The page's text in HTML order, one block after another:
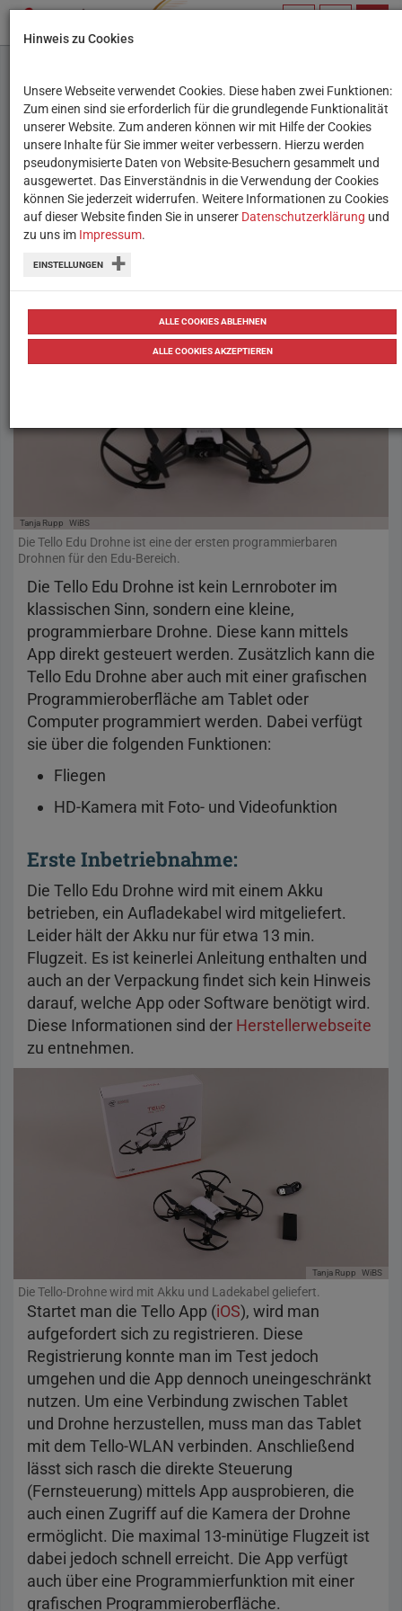
Tello Edu Drohne
Die programmierbare Drohne mit
Kamera und kurzer Akkulaufzeit.
Sekundarstufe 1, Sekundarstufe 2
Kurzbeschreibung:
Tanja Rupp WiBS
Die Tello Edu Drohne ist eine der ersten programmierbaren
Drohnen für den Edu-Bereich.
Die Tello Edu Drohne ist kein Lernroboter im
klassischen Sinn, sondern eine kleine,
programmierbare Drohne. Diese kann mittels
App direkt gesteuert werden. Zusätzlich kann die
Tello Edu Drohne aber auch mit einer grafischen
Programmieroberfläche am Tablet oder
Computer programmiert werden. Dabei verfügt
sie über die folgenden Funktionen:
Fliegen
HD-Kamera mit Foto- und Videofunktion
Erste Inbetriebnahme:
Die Tello Edu Drohne wird mit einem Akku
betrieben, ein Aufladekabel wird mitgeliefert.
Leider hält der Akku nur für etwa 13 min.
Flugzeit. Es ist keinerlei Anleitung enthalten und
auch an der Verpackung findet sich kein Hinweis
darauf, welche App oder Software benötigt wird.
Diese Informationen sind der Herstellerwebseite
zu entnehmen.
Tanja Rupp WiBS
Die Tello-Drohne wird mit Akku und Ladekabel geliefert.
Startet man die Tello App (iOS), wird man
aufgefordert sich zu registrieren. Diese
Registrierung konnte man im Test jedoch
umgehen und die App dennoch uneingeschränkt
nutzen. Um eine Verbindung zwischen Tablet
und Drohne herzustellen, muss man das Tablet
mit dem Tello-WLAN verbinden. Anschließend
lässt sich rasch die direkte Steuerung
(Fernsteuerung) mittels App ausprobieren, die
auch einen Zugriff auf die Kamera der Drohne
ermöglicht. Die maximal 13-minütige Flugzeit ist
dabei jedoch schnell erreicht. Die App verfügt
auch über eine Programmierfunktion mit einer
grafischen Programmieroberfläche.
Hinweis zu Cookies
Unsere Webseite verwendet Cookies. Diese haben zwei Funktionen:
Zum einen sind sie erforderlich für die grundlegende Funktionalität
unserer Website. Zum anderen können wir mit Hilfe der Cookies
unsere Inhalte für Sie immer weiter verbessern. Hierzu werden
pseudonymisierte Daten von Website-Besuchern gesammelt und
ausgewertet. Das Einverständnis in die Verwendung der Cookies
können Sie jederzeit widerrufen. Weitere Informationen zu Cookies
auf dieser Website finden Sie in unserer Datenschutzerklärung und
zu uns im Impressum.
EINSTELLUNGEN
ALLE COOKIES ABLEHNEN
ALLE COOKIES AKZEPTIEREN